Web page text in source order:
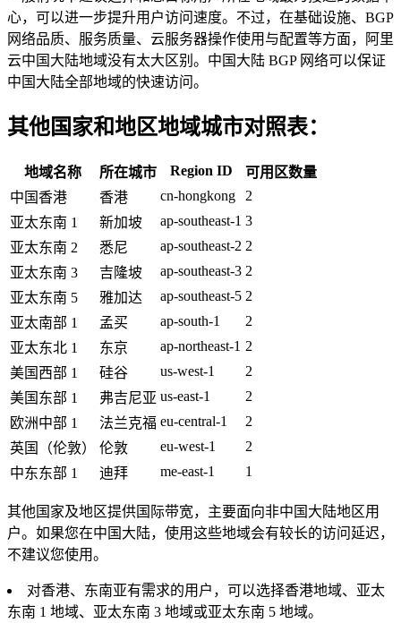
心，可以进一步提升用户访问速度。不过，在基础设施、BGP
网络品质、服务质量、云服务器操作使用与配置等方面，阿里
云中国大陆地域没有太大区别。中国大陆 BGP 网络可以保证
中国大陆全部地域的快速访问。
其他国家和地区地域城市对照表：
地域名称 所在城市 Region ID
可用区数量
中国香港
香港 cn-hongkong
2
亚太东南 1
新加坡 ap-southeast-1 3
亚太东南 2
悉尼 ap-southeast-2 2
亚太东南 3
吉隆坡 ap-southeast-3 2
亚太东南 5
雅加达 ap-southeast-5 2
亚太南部 1
孟买 ap-south-1
2
亚太东北 1
东京 ap-northeast-1 2
美国西部 1
硅谷 us-west-1
2
美国东部 1
弗吉尼亚 us-east-1
2
欧洲中部 1
法兰克福 eu-central-1
2
英国（伦敦）
伦敦 eu-west-1
2
中东东部 1
迪拜 me-east-1 1
其他国家及地区提供国际带宽，主要面向非中国大陆地区用
户。如果您在中国大陆，使用这些地域会有较长的访问延迟，
不建议您使用。
对香港、东南亚有需求的用户，可以选择香港地域、亚太
东南 1 地域、亚太东南 3 地域或亚太东南 5 地域。